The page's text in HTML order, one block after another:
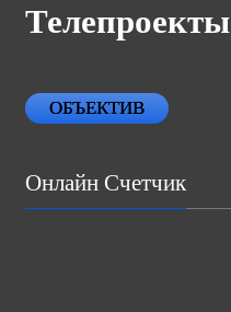
Телепроекты
ОБЪЕКТИВ
Онлайн Счетчик